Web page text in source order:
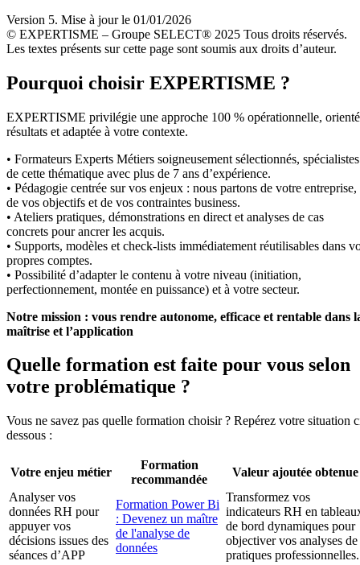
Version 5. Mise à jour le 01/01/2026
© EXPERTISME – Groupe SELECT® 2025 Tous droits réservés.
Les textes présents sur cette page sont soumis aux droits d’auteur.
Pourquoi choisir EXPERTISME ?
EXPERTISME privilégie une approche 100 % opérationnelle,
résultats et adaptée à votre contexte.
• Formateurs Experts Métiers soigneusement sélectionnés, spécialistes
de cette thématique avec plus de 7 ans d’expérience.
• Pédagogie centrée sur vos enjeux : nous partons de votre entreprise,
de vos objectifs et de vos contraintes business.
• Ateliers pratiques, démonstrations en direct et analyses de cas
concrets pour ancrer les acquis.
• Supports, modèles et check-lists immédiatement réutilisables dans
propres comptes.
• Possibilité d’adapter le contenu à votre niveau (initiation,
perfectionnement, montée en puissance) et à votre secteur.
Notre mission : vous rendre autonome, efficace et rentable dans
maîtrise et l’application
Quelle formation est faite pour vous selon
votre problématique ?
Vous ne savez pas quelle formation choisir ? Repérez votre situation
dessous :
Votre enjeu métier
Formation
recommandée
Valeur ajoutée obtenue
Analyser vos
données RH pour
appuyer vos
décisions issues des
séances d’APP
Formation Power Bi
: Devenez un maître
de l'analyse de
données
Transformez vos
indicateurs RH en
de bord dynamiques pour
objectiver vos analyses de
pratiques professionnelles.